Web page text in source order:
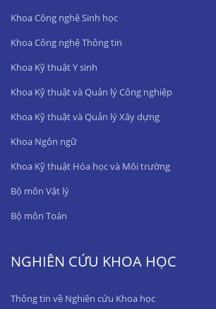
Khoa Công nghệ Sinh học
Khoa Công nghệ Thông tin
Khoa Kỹ thuật Y sinh
Khoa Kỹ thuật và Quản lý Công nghiệp
Khoa Kỹ thuật và Quản lý Xây dựng
Khoa Ngôn ngữ
Khoa Kỹ thuật Hóa học và Môi trường
Bộ môn Vật lý
Bộ môn Toán
NGHIÊN CỨU KHOA HỌC
Thông tin về Nghiên cứu Khoa học